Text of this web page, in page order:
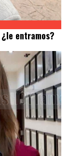
entramos?